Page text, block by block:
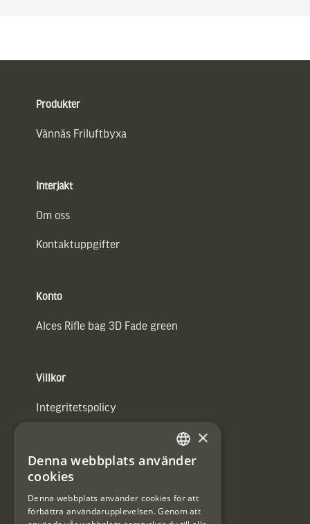
Produkter
Vännäs Friluftbyxa
Interjakt
Om oss
Kontaktuppgifter
Konto
Alces Rifle bag 3D Fade green
Villkor
Integritetspolicy
#Interjaktfamily
Kundklubb
SWEDISH
×
Denna webbplats använder
cookies
Denna webbplats använder cookies för att
förbättra användarupplevelsen. Genom att